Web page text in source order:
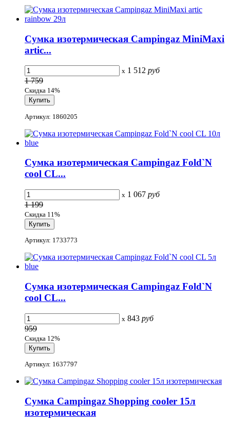
Сумка изотермическая Campingaz MiniMaxi
artic...
x 1 512 руб
1 759
Скидка 14%
Артикул: 1860205
Сумка изотермическая Campingaz Fold`N
cool CL...
x 1 067 руб
1 199
Скидка 11%
Артикул: 1733773
Сумка изотермическая Campingaz Fold`N
cool CL...
x 843 руб
959
Скидка 12%
Артикул: 1637797
Сумка Campingaz Shopping cooler 15л
изотермическая